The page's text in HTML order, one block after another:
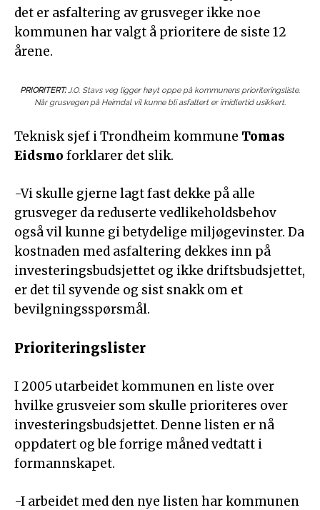
det er asfaltering av grusveger ikke noe
kommunen har valgt å prioritere de siste 12
årene.
PRIORITERT:J.O. Stavs veg ligger høyt oppe på kommunens prioriteringsliste.
Når grusvegen på Heimdal vil kunne bli asfaltert er imidlertid usikkert.
Teknisk sjef i Trondheim kommune Tomas
Eidsmo forklarer det slik.
-Vi skulle gjerne lagt fast dekke på alle
grusveger da reduserte vedlikeholdsbehov
også vil kunne gi betydelige miljøgevinster. Da
kostnaden med asfaltering dekkes inn på
investeringsbudsjettet og ikke driftsbudsjettet,
er det til syvende og sist snakk om et
bevilgningsspørsmål.
Prioriteringslister
I 2005 utarbeidet kommunen en liste over
hvilke grusveier som skulle prioriteres over
investeringsbudsjettet. Denne listen er nå
oppdatert og ble forrige måned vedtatt i
formannskapet.
-I arbeidet med den nye listen har kommunen